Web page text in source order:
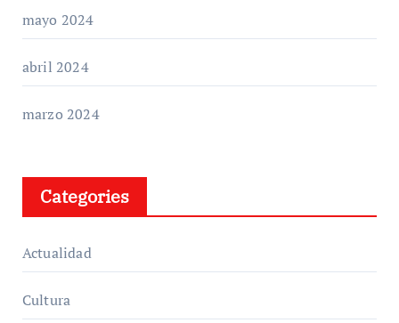
mayo 2024
abril 2024
marzo 2024
Categories
Actualidad
Cultura